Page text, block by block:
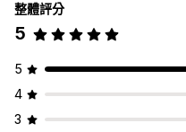
整體評分
5
5
4
3